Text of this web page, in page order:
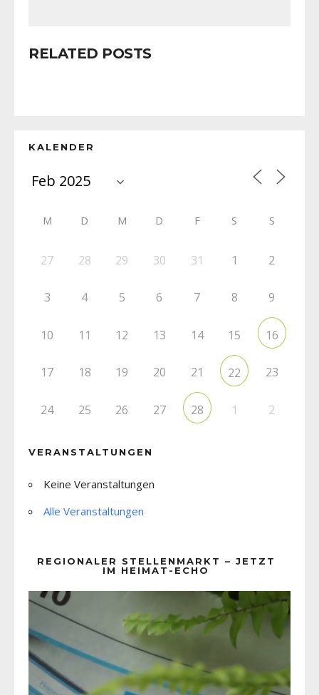
RELATED POSTS
KALENDER
M D M D F S S
27 28 29 30 31 1 2
3 4 5 6 7 8 9
10 11 12 13 14 15 16
17 18 19 20 21 22 23
24 25 26 27 28 1 2
VERANSTALTUNGEN
Keine Veranstaltungen
Alle Veranstaltungen
REGIONALER STELLENMARKT – JETZT
IM HEIMAT-ECHO
Player